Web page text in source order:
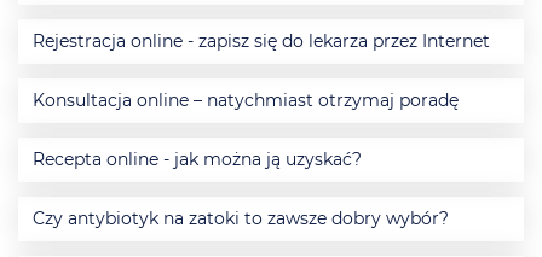
Rejestracja online - zapisz się do lekarza przez Internet
Konsultacja online – natychmiast otrzymaj poradę
Recepta online - jak można ją uzyskać?
Czy antybiotyk na zatoki to zawsze dobry wybór?